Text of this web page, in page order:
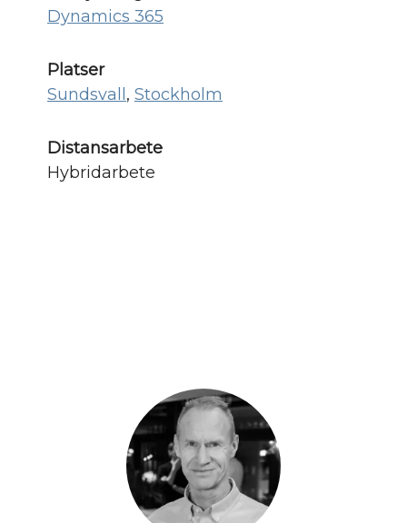
Dynamics 365
Platser
Sundsvall , Stockholm
Distansarbete
Hybridarbete